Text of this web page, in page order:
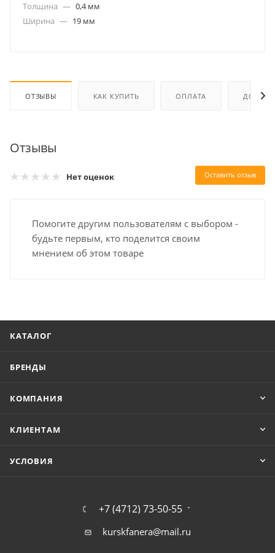
Толщина — 0,4 мм
Ширина — 19 мм
ОТЗЫВЫ КАК КУПИТЬ ОПЛАТА
Отзывы
Нет оценок Оставить отзыв
Помогите другим пользователям с выбором -
будьте первым, кто поделится своим
мнением об этом товаре
КАТАЛОГ
БРЕНДЫ
КОМПАНИЯ
КЛИЕНТАМ
УСЛОВИЯ
+7 (4712) 73-50-55
kurskfanera@mail.ru